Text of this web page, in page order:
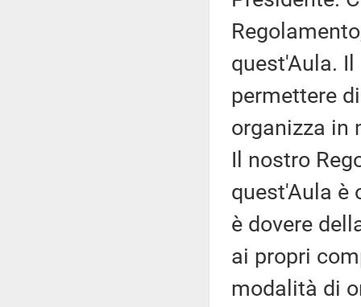
quest'Aula.
permettere
organizza in
Il nostro
quest'Aula è
è dovere
ai propri
modalità di